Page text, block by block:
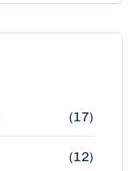
(17)
(12)